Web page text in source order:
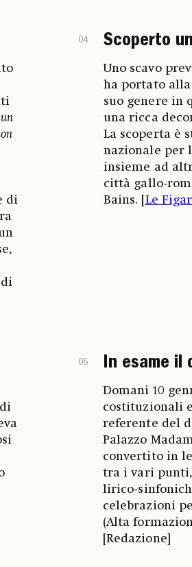
di
04 Scoperto
Uno scavo
ha portato
suo genere in
una ricca
La scoperta è
nazionale per
insieme ad
città gallo-
Bains. [ Le
06 In esame il
Domani 10
costituzionali
referente del
Palazzo
convertito in
tra i vari
lirico-
celebrazioni
(Alta
[Redazione]